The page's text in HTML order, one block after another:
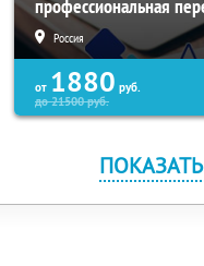
профессиональная
Россия
от 1880 руб.
до21500руб.